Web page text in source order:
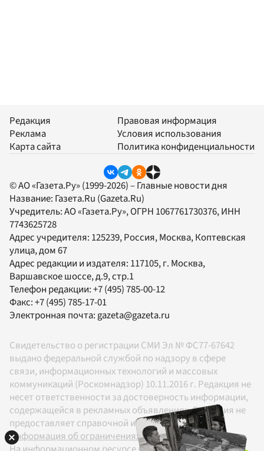
Редакция
Реклама
Карта сайта
Правовая информация
Условия использования
Политика конфиденциальности
© АО «Газета.Ру» (1999-2026) – Главные новости дня
Название: Газета.Ru (Gazeta.Ru)
Учредитель:АО «Газета.Ру», ОГРН 1067761730376, ИНН
7743625728
Адрес учредителя: 125239, Россия, Москва, Коптевская
улица, дом 67
Адрес редакции и издателя: 117105, г. Москва,
Варшавское шоссе, д.9, стр.1
Телефон редакции:+7 (495) 785-00-12
Факс:+7 (495) 785-17-01
Электронная почта:gazeta@gazeta.ru
Свидетельство о регистрации СМИ Эл № ФС77-67642
выдано федеральной службой по надзору в сфере
связи, информационных технологий и массовых
коммуникаций (Роскомнадзор) 10.11.2016 г. Редакция не
несет ответственности за достоверность информации,
содержащейся в рекламных объявлениях. Редакция не
предоставляет справочной информации.
Информация об ограничениях